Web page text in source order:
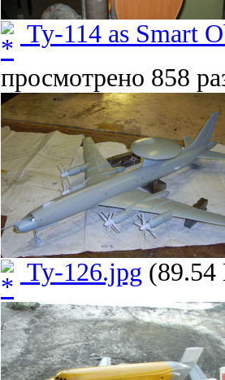
Ту-114 as Smart
просмотрено 858
Ту-126.jpg (89.54